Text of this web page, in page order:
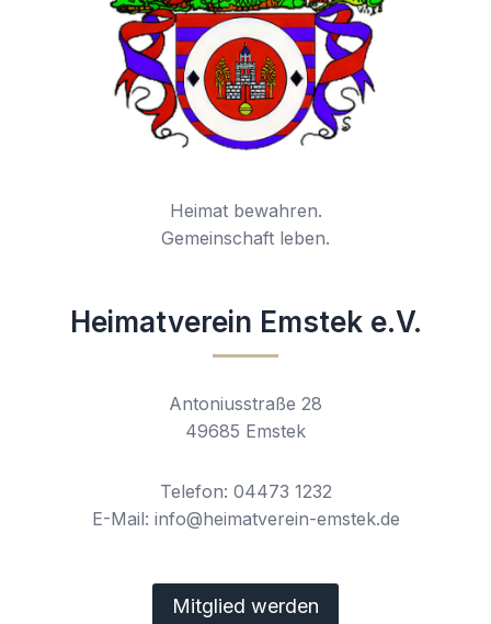
Heimat bewahren.
Gemeinschaft leben.
Heimatverein Emstek e.V.
Antoniusstraße 28
49685 Emstek
Telefon: 04473 1232
E-Mail: info@heimatverein-emstek.de
Mitglied werden